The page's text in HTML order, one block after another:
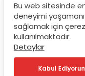
anket doldurmak
kazandıran, sıkıcı
komutları (Prompt)
içinde bir haftalık
Peki ama nasıl? Bu
Bu web sitesinde
deneyimi
sağlamak için
kullanılmaktadır.
Detaylar
Kabul